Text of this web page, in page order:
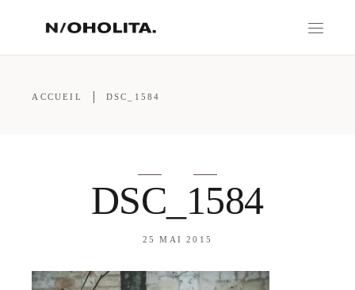
ACCUEIL DSC_1584
DSC_1584
25 MAI 2015